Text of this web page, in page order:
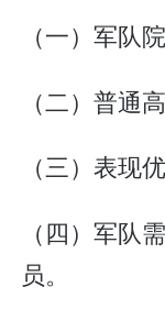
（一）军队
（二）普通
（三）表现
（四）军队
员。